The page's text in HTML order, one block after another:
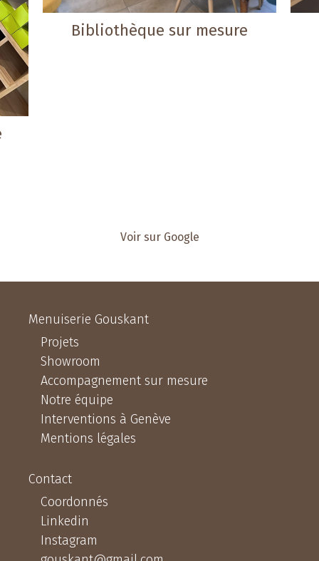
Bibliothèque sur mesure
Voir sur Google
Menuiserie Gouskant
Projets
Showroom
Accompagnement sur mesure
Notre équipe
Interventions à Genève
Mentions légales
Contact
Coordonnés
Linkedin
Instagram